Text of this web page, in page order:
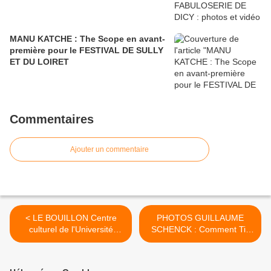
MANU KATCHE : The Scope en avant-
première pour le FESTIVAL DE SULLY
ET DU LOIRET
Commentaires
Ajouter un commentaire
< LE BOUILLON Centre
culturel de l'Université
d'Orléans : Evènements
PHOTOS GUILLAUME
SCHENCK : Comment Till
naquit-il... >